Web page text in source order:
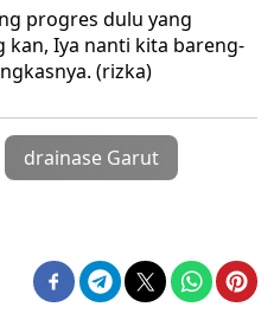
progres dulu yang
kan, Iya nanti kita bareng-
(rizka)
drainase Garut